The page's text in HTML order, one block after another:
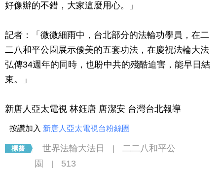
好像辦的不錯，大家這麼用心。」
記者：「微微細雨中，台北部分的法輪功學員，在二
二八和平公園展示優美的五套功法，在慶祝法輪大法
弘傳34週年的同時，也盼中共的殘酷迫害，能早日結
束。」
新唐人亞太電視 林鈺唐 唐潔安 台灣台北報導
按讚加入 新唐人亞太電視台粉絲團
世界法輪大法日
二二八和平公
園
513